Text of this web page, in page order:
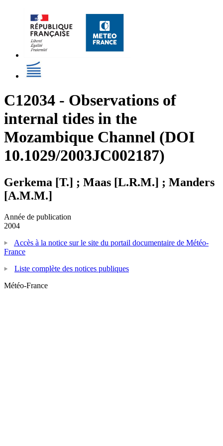
C12034 - Observations of
internal tides in the
Mozambique Channel (DOI
10.1029/2003JC002187)
Gerkema [T.] ; Maas [L.R.M.] ; Manders
[A.M.M.]
Année de publication
2004
Accès à la notice sur le site du portail documentaire de Météo-
France
Liste complète des notices publiques
Météo-France